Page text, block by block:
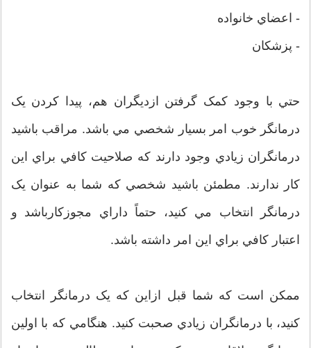
- اعضاي خانواده
- پزشکان
حتي با وجود کمک گرفتن ازديگران هم، پيدا کردن يک
درمانگر خوب امر بسيار شخصي مي باشد. مراقب باشيد
درمانگران زيادي وجود دارند که صلاحيت کافي براي اين
کار ندارند. مطمئن باشيد شخصي که شما به عنوان يک
درمانگر انتخاب مي کنيد، حتماً داراي مجوزکارباشد و
اعتبار کافي براي اين امر داشته باشد.
ممکن است که شما قبل ازاين که يک درمانگر انتخاب
کنيد، با درمانگران زيادي صحبت کنيد. هنگامي که با اولين